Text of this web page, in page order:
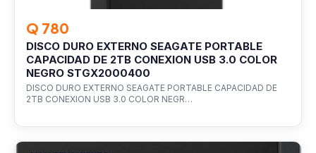
Q 780
DISCO DURO EXTERNO SEAGATE PORTABLE
CAPACIDAD DE 2TB CONEXION USB 3.0 COLOR
NEGRO STGX2000400
DISCO DURO EXTERNO SEAGATE PORTABLE CAPACIDAD DE
2TB CONEXION USB 3.0 COLOR NEGR…